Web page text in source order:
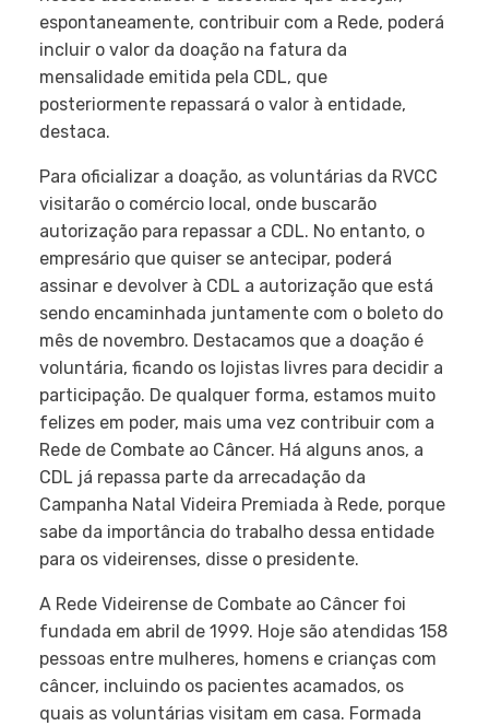
espontaneamente, contribuir com a Rede, poderá
incluir o valor da doação na fatura da
mensalidade emitida pela CDL, que
posteriormente repassará o valor à entidade,
destaca.
Para oficializar a doação, as voluntárias da RVCC
visitarão o comércio local, onde buscarão
autorização para repassar a CDL. No entanto, o
empresário que quiser se antecipar, poderá
assinar e devolver à CDL a autorização que está
sendo encaminhada juntamente com o boleto do
mês de novembro. Destacamos que a doação é
voluntária, ficando os lojistas livres para decidir a
participação. De qualquer forma, estamos muito
felizes em poder, mais uma vez contribuir com a
Rede de Combate ao Câncer. Há alguns anos, a
CDL já repassa parte da arrecadação da
Campanha Natal Videira Premiada à Rede, porque
sabe da importância do trabalho dessa entidade
para os videirenses, disse o presidente.
A Rede Videirense de Combate ao Câncer foi
fundada em abril de 1999. Hoje são atendidas 158
pessoas entre mulheres, homens e crianças com
câncer, incluindo os pacientes acamados, os
quais as voluntárias visitam em casa. Formada